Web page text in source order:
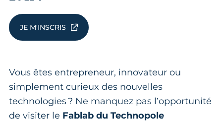
JE M'INSCRIS
Vous êtes entrepreneur, innovateur ou
simplement curieux des nouvelles
technologies ? Ne manquez pas l’opportunité
de visiter le Fablab du Technopole